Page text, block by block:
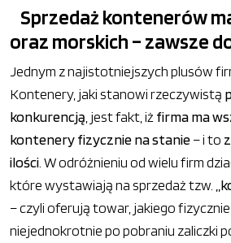
Sprzedaż kontenerów
oraz morskich – zawsze
Jednym z najistotniejszych plusów
Kontenery, jaki stanowi rzeczywistą
konkurencją , jest fakt, iż firma ma
kontenery fizycznie na stanie– i to
ilości . W odróżnieniu od wielu firm
które wystawiają na sprzedaż tzw.
– czyli oferują towar, jakiego
niejednokrotnie po pobraniu zaliczki